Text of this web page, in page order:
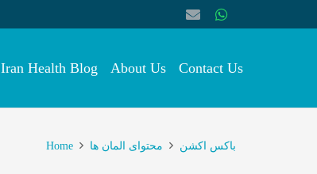
Iran Health Blog About Us Contact Us
Home محتوای المان ها باکس اکشن